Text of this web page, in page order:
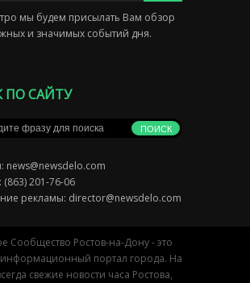
мы будем присылать Вам обзор
и значимых событий дня.
ПО САЙТУ
news@newsdelo.com
201-76-06
рекламы: director@newsdelo.com
Сообщество Ростов-на-Дону - это
портал города. На
свежие новости часа Ростова,